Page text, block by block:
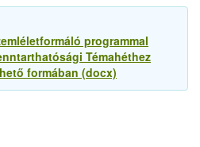
programmal
Témahéthez
formában (docx)